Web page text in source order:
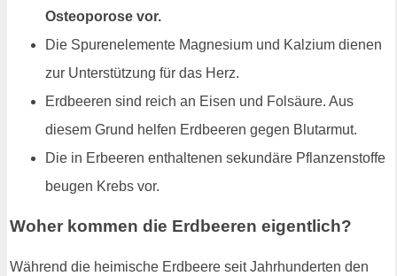
Osteoporose vor.
Die Spurenelemente Magnesium und Kalzium dienen
zur Unterstützung für das Herz.
Erdbeeren sind reich an Eisen und Folsäure. Aus
diesem Grund helfen Erdbeeren gegen Blutarmut.
Die in Erbeeren enthaltenen sekundäre Pflanzenstoffe
beugen Krebs vor.
Woher kommen die Erdbeeren eigentlich?
Während die heimische Erdbeere seit Jahrhunderten den